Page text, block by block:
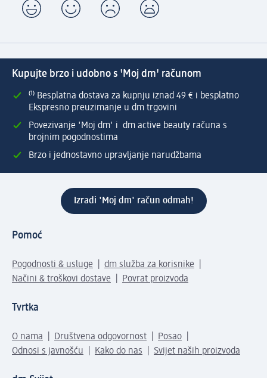
Kupujte brzo i udobno s 'Moj dm' računom
⁽¹⁾ Besplatna dostava za kupnju iznad 49 € i besplatno
Ekspresno preuzimanje u dm trgovini
Povezivanje 'Moj dm' i dm active beauty računa s
brojnim pogodnostima
Brzo i jednostavno upravljanje narudžbama
Izradi 'Moj dm' račun odmah!
Pomoć
Pogodnosti & usluge
dm služba za korisnike
Načini & troškovi dostave
Povrat proizvoda
Tvrtka
O nama Društvena odgovornost
Posao
Odnosi s javnošću
Kako do nas Svijet naših proizvoda